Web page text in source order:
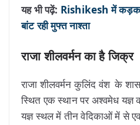
यह भी पढ़ें: Rishikesh में
बांट रही मुफ्त नाश्ता
राजा शीलवर्मन का है जिक्र
राजा शीलवर्मन कुलिंद वंश के
स्थित एक स्थान पर अश्वमेध यज्ञ
यज्ञ स्थल में तीन वेदिकाओं में से एक